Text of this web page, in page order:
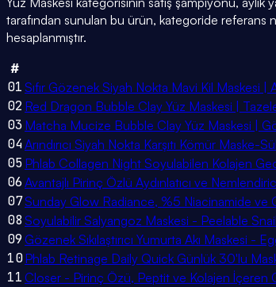
tarafından sunulan bu ürün, kategoride referans
hesaplanmıştır.
#
01 Sıfır Gözenek Siyah Nokta Mavi Kil Maskesi
02 Red Dragon Bubble Clay Yüz Maskesi |
03 Matcha Mucize Bubble Clay Yüz Maskesi |
04Arındırıcı Siyah Nokta Karşıtı Kömür
05 Phlab Collagen Night Soyulabilen Kolajen
06 Avantajlı Pirinç Özlü Aydınlatıcı ve
07Sunday Glow Radiance, %5 Niacinamide ve
08 Soyulabilir Salyangoz Maskesi - Peelable
09 Gözenek Sıkılaştırıcı Yumurta Akı Maskesi -
10Phlab Retinage Daily Quick Günlük 30'lu
11 Closer - Pirinç Özü, Peptit ve Kolajen İçeren